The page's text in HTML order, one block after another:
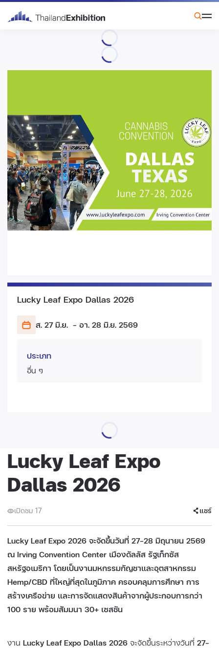
Lucky Leaf Expo Dallas 2026
ส. 27 มิ.ย. - อา. 28 มิ.ย. 2569
ประเภท
อื่น ๆ
Lucky Leaf Expo
Dallas 2026
เปิดชม 17 แชร์
Lucky Leaf Expo 2026 จะจัดขึ้นวันที่ 27–28 มิถุนายน 2569
ณ Irving Convention Center เมืองดัลลัส รัฐเท็กซัส
สหรัฐอเมริกา โดยเป็นงานมหกรรมกัญชาและอุตสาหกรรม
Hemp/CBD ที่ใหญ่ที่สุดในภูมิภาค ครอบคลุมการศึกษา การ
สร้างเครือข่าย และการจัดแสดงสินค้าจากผู้ประกอบการกว่า
100 ราย พร้อมสัมมนา 30+ เซสชัน
งาน Lucky Leaf Expo Dallas 2026 จะจัดขึ้นระหว่างวันที่ 27–